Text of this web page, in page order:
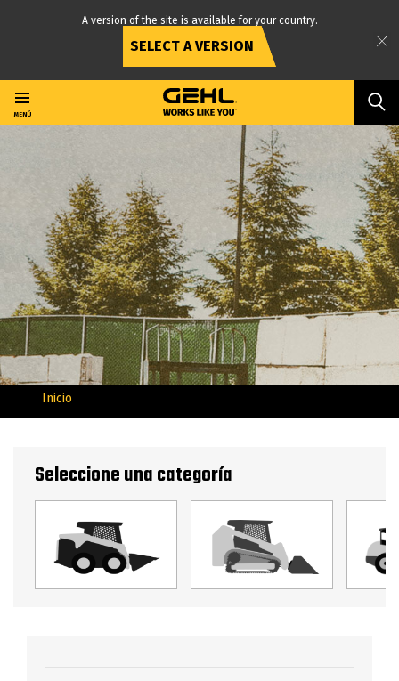
contenido
principal
A version of the site is available for your country.
SELECT A VERSION
MENÚ
Inicio
Seleccione una categoría